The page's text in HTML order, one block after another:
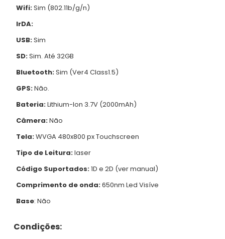
Wifi:Sim (802.11b/g/n)
IrDA:
USB:Sim
SD:Sim. Até 32GB
Bluetooth:Sim (Ver4 Class1.5)
GPS:Não.
Bateria:Lithium-Ion 3.7V (2000mAh)
Câmera:Não
Tela:WVGA 480x800 px Touchscreen
Tipo de Leitura:laser
Código Suportados:1D e 2D (ver manual)
Comprimento de onda:650nm Led Visíve
Base: Não
Condições: